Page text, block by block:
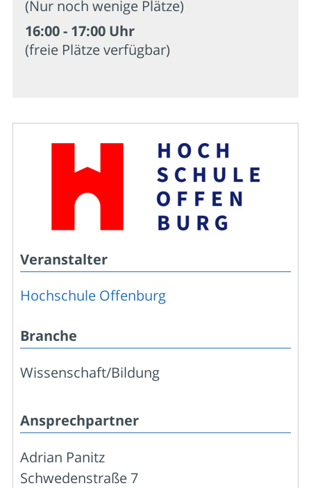
(Nur noch wenige Plätze)
16:00 - 17:00 Uhr
(freie Plätze verfügbar)
Veranstalter
Hochschule Offenburg
Branche
Wissenschaft/Bildung
Ansprechpartner
Adrian Panitz
Schwedenstraße 7